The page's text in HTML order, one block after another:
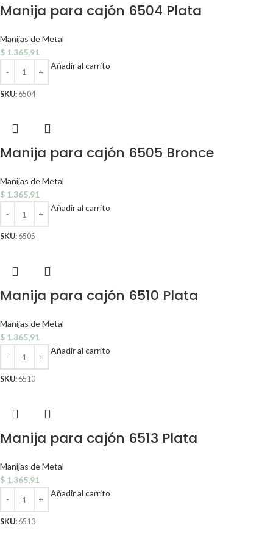
Manija para cajón 6504 Plata
Manijas de Metal
$ 1.365,91
Añadir al carrito
SKU: 6504
Manija para cajón 6505 Bronce
Manijas de Metal
$ 1.365,91
Añadir al carrito
SKU: 6505
Manija para cajón 6510 Plata
Manijas de Metal
$ 1.365,91
Añadir al carrito
SKU: 6510
Manija para cajón 6513 Plata
Manijas de Metal
$ 1.365,91
Añadir al carrito
SKU: 6513